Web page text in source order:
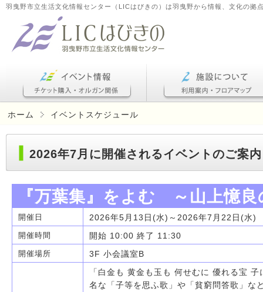
羽曳野市立生活文化情報センター（LICはびきの）は羽曳野から情報、文化の拠
ホーム イベントスケジュール
2026年7月に開催されるイベントのご案内
『万葉集』をよむ ～山上憶良
開催日 2026年5月13日(水)～2026年7月22日(水)
開催時間 開始 10:00 終了 11:30
開催場所 3F 小会議室B
「白金も 黄金も玉も 何せむに 優れる宝
名な「子等を思ふ歌」や「貧窮問答歌」な